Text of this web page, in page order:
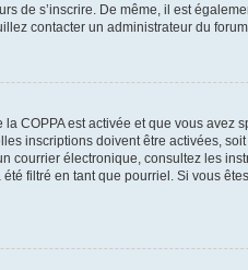
de s’inscrire. De même, il est
contacter un administrateur du forum.
COPPA est activée et que vous avez
inscriptions doivent être activées,
électronique, consultez les
filtré en tant que pourriel. Si vous